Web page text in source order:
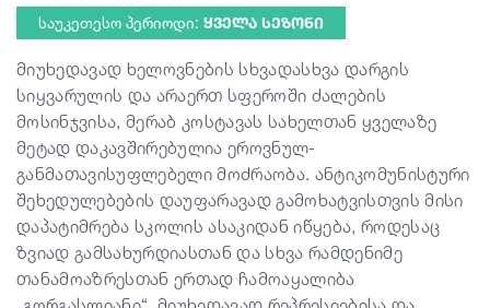
საუკეთესო პერიოდი: ᲧᲕᲔᲚᲐ ᲡᲔᲖᲝᲜᲘ
მიუხედავად ხელოვნების სხვადასხვა დარგის
სიყვარულის და არაერთ სფეროში ძალების
მოსინჯვისა, მერაბ კოსტავას სახელთან ყველაზე
მეტად დაკავშირებულია ეროვნულ-
განმათავისუფლებელი მოძრაობა. ანტიკომუნისტური
შეხედულებების დაუფარავად გამოხატვისთვის მისი
დაპატიმრება სკოლის ასაკიდან იწყება, როდესაც
ზვიად გამსახურდიასთან და სხვა რამდენიმე
თანამოაზრესთან ერთად ჩამოაყალიბა